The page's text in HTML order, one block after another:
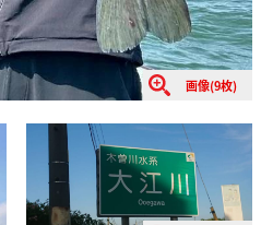
画像(9枚)